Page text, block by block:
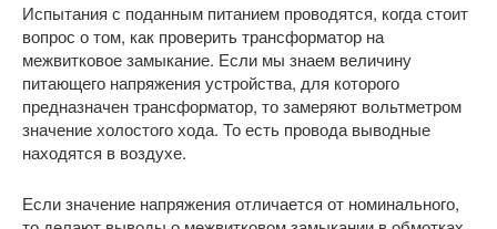
Испытания с поданным питанием проводятся, когда стоит
вопрос о том, как проверить трансформатор на
межвитковое замыкание. Если мы знаем величину
питающего напряжения устройства, для которого
предназначен трансформатор, то замеряют вольтметром
значение холостого хода. То есть провода выводные
находятся в воздухе.
Если значение напряжения отличается от номинального,